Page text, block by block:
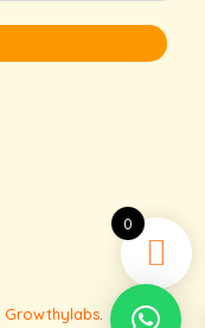
Growthylabs
0